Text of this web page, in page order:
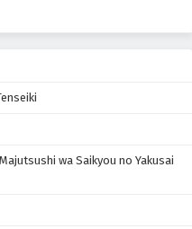
wa Saikyou no Yakusai